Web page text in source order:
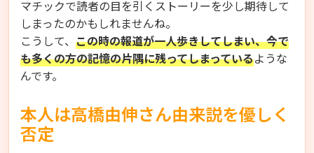
マチックで読者の目を引くストーリーを少し期待して
しまったのかもしれませんね。
こうして、 この時の報道が一人歩きしてしまい、今で
も多くの方の記憶の片隅に残ってしまっているような
んです。
本人は高橋由伸さん由来説を優しく
否定